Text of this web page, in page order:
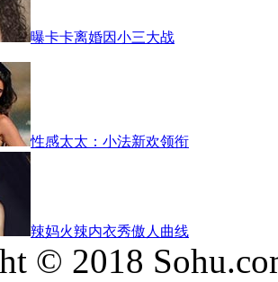
曝卡卡离婚因小三大战
性感太太：小法新欢领衔
辣妈火辣内衣秀傲人曲线
© 2018